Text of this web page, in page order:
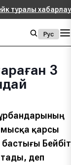
туралы хабарлау
Рус
3
қарсы
Бейбіт
деп